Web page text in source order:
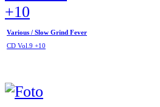
Various / Slow Grind Fever
CD Vol.9 +10